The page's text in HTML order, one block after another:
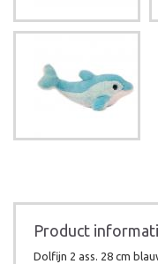
Product
Dolfijn 2 ass. 28 cm